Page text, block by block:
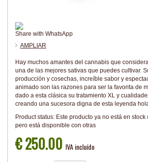
Share with WhatsApp
AMPLIAR
Hay muchos amantes del cannabis que
una de las mejores sativas que puedes cultivar.
producción y cosechas, increíble sabor y
animado son las razones para ser la favorita de
dado a esta clásica su tratamiento XL y
creando una sucesora digna de esta leyenda
Product status: Este producto ya no está en
pero está disponible con otras
€ 250.00 IVA incluído